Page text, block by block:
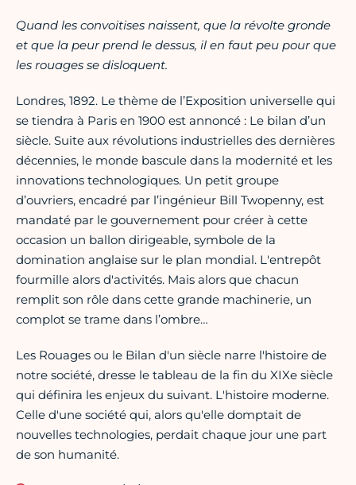
Quand les convoitises naissent, que la révolte gronde
et que la peur prend le dessus, il en faut peu pour que
les rouages se disloquent.
Londres, 1892. Le thème de l’Exposition universelle qui
se tiendra à Paris en 1900 est annoncé : Le bilan d’un
siècle. Suite aux révolutions industrielles des dernières
décennies, le monde bascule dans la modernité et les
innovations technologiques. Un petit groupe
d’ouvriers, encadré par l’ingénieur Bill Twopenny, est
mandaté par le gouvernement pour créer à cette
occasion un ballon dirigeable, symbole de la
domination anglaise sur le plan mondial. L'entrepôt
fourmille alors d'activités. Mais alors que chacun
remplit son rôle dans cette grande machinerie, un
complot se trame dans l’ombre…
Les Rouages ou le Bilan d'un siècle narre l'histoire de
notre société, dresse le tableau de la fin du XIXe siècle
qui définira les enjeux du suivant. L'histoire moderne.
Celle d'une société qui, alors qu'elle domptait de
nouvelles technologies, perdait chaque jour une part
de son humanité.